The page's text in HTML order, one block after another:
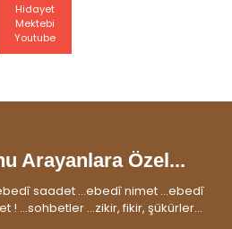
Hidayet
Mektebi
Youtube
Arayanlara Özel...
saadet ...ebedî nimet ...ebedî
! ...sohbetler ...zikir, fikir, şükürler...